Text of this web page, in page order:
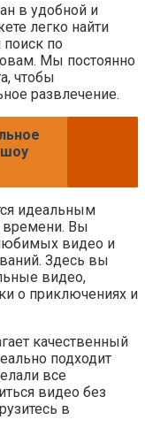
в удобной и
легко найти
по
Мы постоянно
чтобы
развлечение.
идеальным
времени. Вы
видео и
Здесь вы
видео,
о приключениях и
качественный
подходит
все
видео без
в